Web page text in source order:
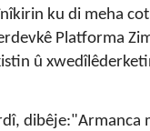
ku di meha
Platforma
û
dibêje:"Armanca